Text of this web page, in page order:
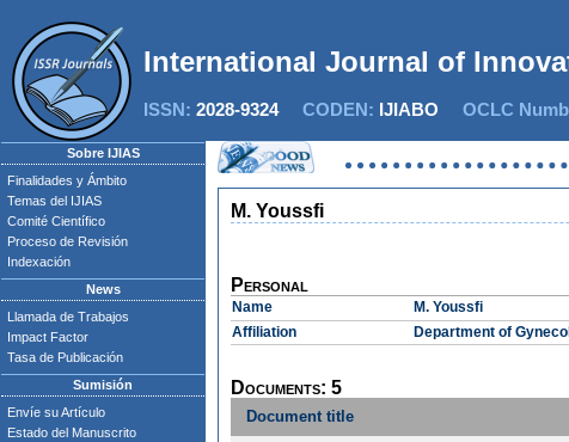
International Journal of
ISSN: 2028-9324CODEN: IJIABO OCLC
Sobre IJIAS
Finalidades y Ámbito
Temas del IJIAS
Comité Científico
Proceso de Revisión
Indexación
News
Llamada de Trabajos
Impact Factor
Tasa de Publicación
Sumisión
Envíe su Artículo
Estado del Manuscrito
M. Youssfi
Personal
Name
M. Youssfi
Affiliation
Department of
Documents: 5
Document title